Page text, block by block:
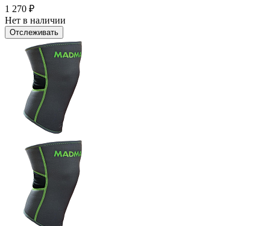
1 270 ₽
Нет в наличии
Отслеживать